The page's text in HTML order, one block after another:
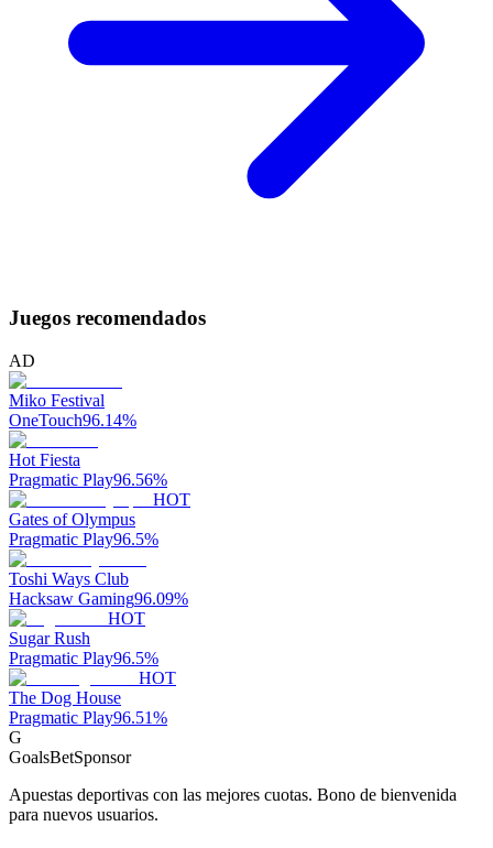
Juegos recomendados
AD
Miko Festival
OneTouch96.14%
Hot Fiesta
Pragmatic Play96.56%
HOT
Gates of Olympus
Pragmatic Play96.5%
Toshi Ways Club
Hacksaw Gaming96.09%
HOT
Sugar Rush
Pragmatic Play96.5%
HOT
The Dog House
Pragmatic Play96.51%
G
GoalsBetSponsor
Apuestas deportivas con las mejores cuotas. Bono de bienvenida
para nuevos usuarios.